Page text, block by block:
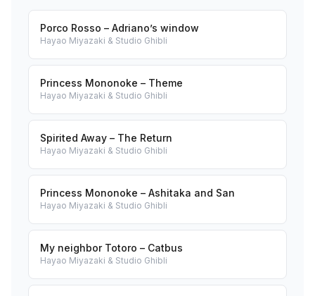
Porco Rosso – Adriano’s window
Hayao Miyazaki & Studio Ghibli
Princess Mononoke – Theme
Hayao Miyazaki & Studio Ghibli
Spirited Away – The Return
Hayao Miyazaki & Studio Ghibli
Princess Mononoke – Ashitaka and San
Hayao Miyazaki & Studio Ghibli
My neighbor Totoro – Catbus
Hayao Miyazaki & Studio Ghibli